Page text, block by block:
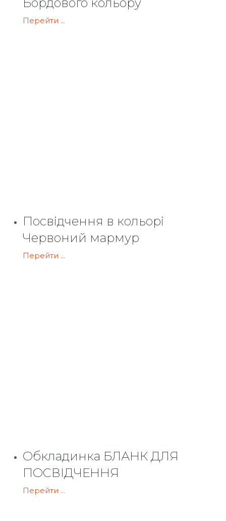
Перейти ...
Посвідчення в кольорі
Червоний мармур
Перейти ...
Обкладинка БЛАНК ДЛЯ
ПОСВІДЧЕННЯ
Перейти ...